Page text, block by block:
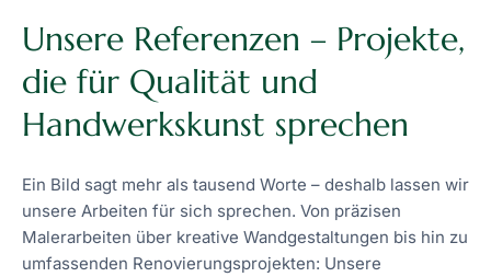
Unsere Referenzen – Projekte,
die für Qualität und
Handwerkskunst sprechen
Ein Bild sagt mehr als tausend Worte – deshalb lassen wir
unsere Arbeiten für sich sprechen. Von präzisen
Malerarbeiten über kreative Wandgestaltungen bis hin zu
umfassenden Renovierungsprojekten: Unsere